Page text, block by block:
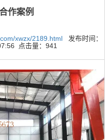
作案例
xwzx/2189.html发布时间：
点击量：941